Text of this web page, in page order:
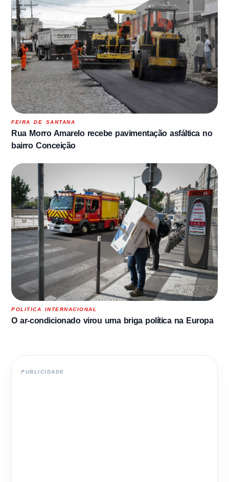
FEIRA DE SANTANA
Rua Morro Amarelo recebe pavimentação asfáltica no
bairro Conceição
POLITICA INTERNACIONAL
O ar-condicionado virou uma briga política na Europa
PUBLICIDADE